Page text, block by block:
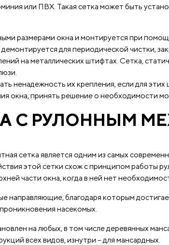
или ПВХ. Такая сетка может быть
размерами окна и монтируется при
для периодической чистки,
на металлических штифтах. Сетка,
ненадежность их крепления, если для
окна, принять решение о необходимости
С РУЛОННЫМ
сетка является одним из самых
этой сетки схож с принципом работы
части окна, когда в ней нет
направляющие, благодаря которым
насекомых.
на любых, в том числе деревянных
всех видов, изнутри – для мансардных.